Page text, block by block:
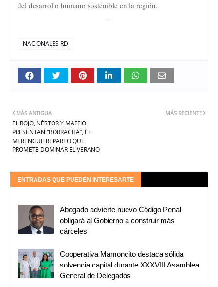
del desarrollo humano sostenible en la región.
.
NACIONALES RD
MÁS RECIENTE
MÁS ANTIGUA
EL ROJO, NÉSTOR Y MAFFIO
PRESENTAN “BORRACHA”, EL
MERENGUE REPARTO QUE
PROMETE DOMINAR EL VERANO
ENTRADAS QUE PUEDEN INTERESARTE
Abogado advierte nuevo Código Penal
obligará al Gobierno a construir más
cárceles
Cooperativa Mamoncito destaca sólida
solvencia capital durante XXXVIII Asamblea
General de Delegados